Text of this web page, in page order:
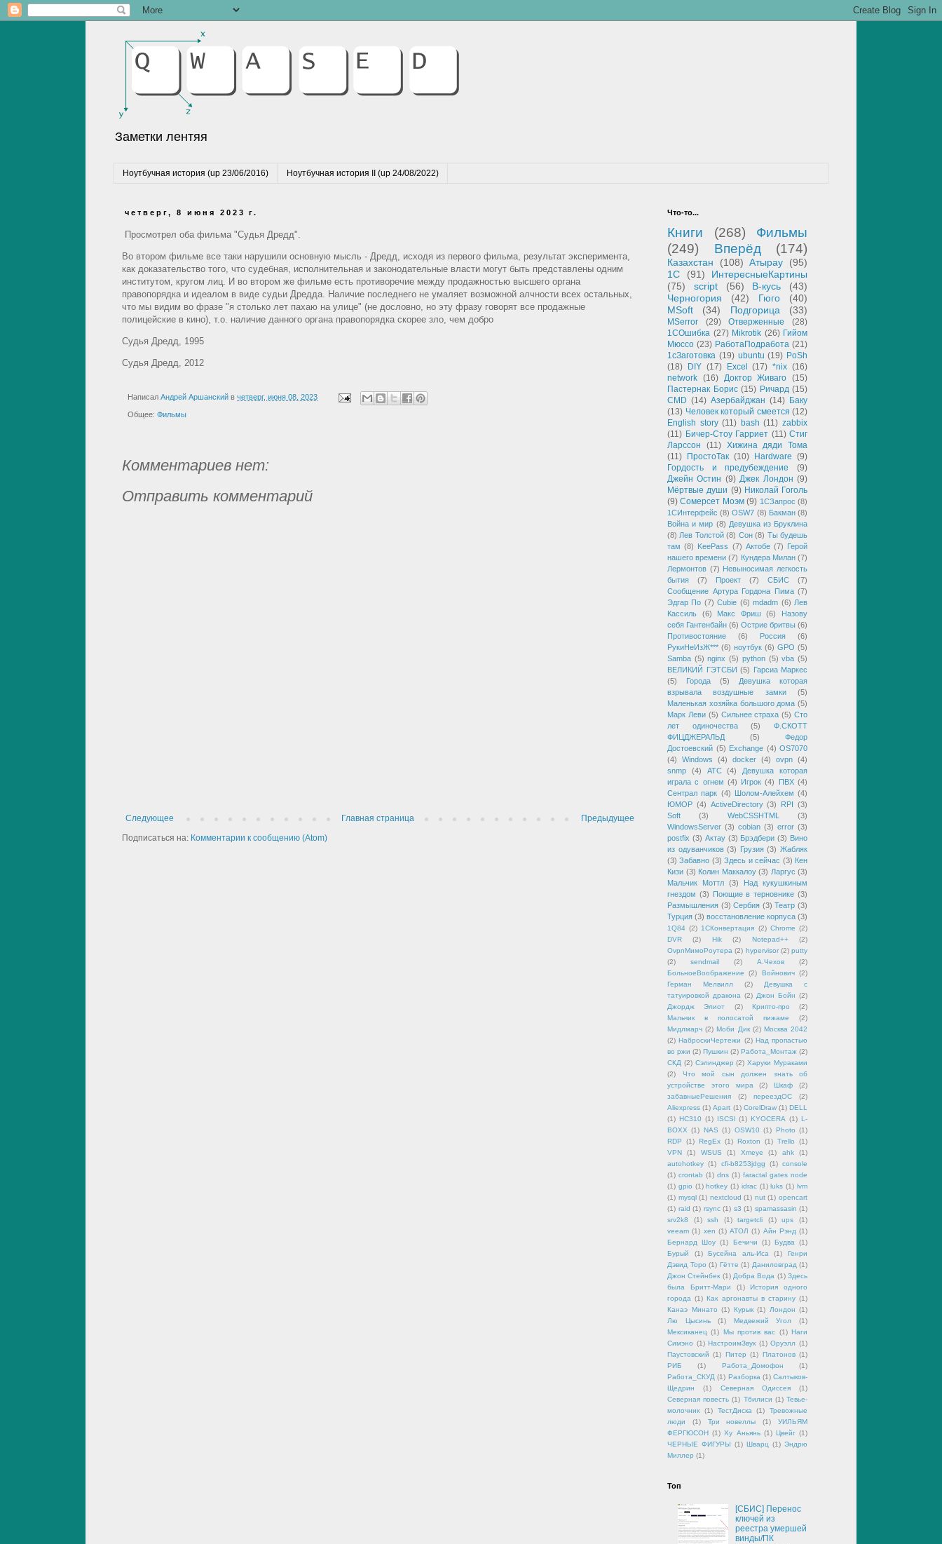
Заметки лентяя
Ноутбучная история (up 23/06/2016) Ноутбучная история II (up 24/08/2022)
четверг, 8 июня 2023 г.
Просмотрел оба фильма "Судья Дредд".
Во втором фильме все таки нарушили основную мысль - Дредд, исходя из первого фильма, результат эксперимента,
как доказательство того, что судебная, исполнительная и законодательные власти могут быть представлены одним
институтом, кругом лиц. И во втором же фильме есть противоречие между продажностью высшего органа
правопорядка и идеалом в виде судьи Дредда. Наличие последнего не умаляет возможной алчности всех остальных,
что мы видим во фразе "я столько лет пахаю на улице" (не дословно, но эту фразу говорят все продажные
полицейские в кино), т.о. наличие данного органа правопорядка скорее зло, чем добро
Судья Дредд, 1995
Судья Дредд, 2012
Написал Андрей Аршанский в четверг, июня 08, 2023
Общее: Фильмы
Комментариев нет:
Отправить комментарий
Следующее Предыдущее
Главная страница
Подписаться на: Комментарии к сообщению (Atom)
Что-то...
Книги (268)
Фильмы
(249)
Вперёд (174)
Казахстан (108) Атырау
(95)
1С
(91)
ИнтересныеКартины
(75)
script (56) В-кусь
(43)
Черногория
(42) Гюго
(40)
MSoft
(34) Подгорица (33)
MSerror (29) Отверженные
(28)
1СОшибка (27) Mikrotik (26) Гийом
Мюссо (23) РаботаПодработа (21)
1сЗаготовка (19) ubuntu (19) PoSh
(18)
DIY (17) Excel (17) *nix (16)
network (16) Доктор Живаго (15)
Пастернак Борис (15) Ричард (15)
CMD (14) Азербайджан (14) Баку
(13) Человек который смеется (12)
English story (11) bash (11) zabbix
(11) Бичер-Стоу Гарриет (11) Стиг
Ларссон
(11) Хижина дяди Тома
(11)
ПростоТак (10) Hardware (9)
Гордость и предубеждение
(9)
Джейн Остин (9) Джек Лондон (9)
Мёртвые души (9) Николай Гоголь
(9) Сомерсет Моэм (9) 1СЗапрос (8)
1СИнтерфейс (8) OSW7 (8) Бакман (8)
Война и мир (8) Девушка из Бруклина
(8) Лев Толстой (8) Сон (8) Ты будешь
там (8) KeePass (7) Актобе (7)
Герой
нашего времени (7) Кундера Милан (7)
Лермонтов (7) Невыносимая легкость
бытия
(7) Проект (7) СБИС
(7)
Сообщение Артура Гордона Пима (7)
Эдгар По (7) Cubie (6) mdadm (6) Лев
Кассиль
(6) Макс Фриш (6)
Назову
себя Гантенбайн (6) Острие бритвы (6)
Противостояние
(6) Россия
(6)
РукиНеИзЖ*** (6) ноутбук (6) GPO (5)
Samba (5) nginx (5) python (5) vba (5)
ВЕЛИКИЙ ГЭТСБИ (5)
Гарсиа Маркес
(5)
Города (5)
Девушка которая
взрывала воздушные замки
(5)
Маленькая хозяйка большого дома (5)
Марк Леви (5) Сильнее страха (5) Сто
лет одиночества
(5)
Ф.СКОТТ
ФИЦДЖЕРАЛЬД
(5)
Федор
Достоевский (5) Exchange (4) OS7070
(4)
Windows (4) docker (4) ovpn (4)
snmp
(4) АТС (4)
Девушка которая
играла с огнем (4) Игрок (4) ПВХ (4)
Сентрал парк (4) Шолом-Алейхем (4)
ЮМОР (4) ActiveDirectory (3) RPI
(3)
Soft
(3) WebCSSHTML
(3)
WindowsServer (3) cobian (3) error (3)
postfix (3) Актау (3) Брэдбери (3) Вино
из одуванчиков (3) Грузия (3) Жабляк
(3) Забавно (3) Здесь и сейчас (3) Кен
Кизи (3) Колин Маккалоу (3) Ларгус (3)
Мальчик Моттл (3)
Над кукушкиным
гнездом (3) Поющие в терновнике (3)
Размышления (3) Сербия (3) Театр (3)
Турция (3) восстановление корпуса (3)
1Q84 (2) 1СКонвертация (2) Chrome (2)
DVR
(2) Hik (2) Notepad++
(2)
OvpnМимоРоутера (2) hypervisor (2) putty
(2)
sendmail (2) А.Чехов
(2)
БольноеВоображение
(2) Войнович (2)
Герман Мелвилл
(2)
Девушка с
татуировкой дракона (2) Джон Бойн (2)
Джордж Элиот
(2) Крипто-про
(2)
Мальчик в полосатой пижаме
(2)
Мидлмарч (2) Моби Дик (2) Москва 2042
(2) НаброскиЧертежи (2) Над пропастью
во ржи (2) Пушкин (2) Работа_Монтаж (2)
СКД (2) Сэлинджер (2) Харуки Мураками
(2)
Что мой сын должен знать об
устройстве этого мира
(2) Шкаф
(2)
забавныеРешения
(2) переездОС
(2)
Aliexpress (1) Apart (1) CorelDraw (1) DELL
(1) HC310 (1) ISCSI (1) KYOCERA (1) L-
BOXX (1) NAS (1) OSW10 (1) Photo (1)
RDP
(1) RegEx (1) Roxton (1) Trello
(1)
VPN
(1) WSUS (1) Xmeye (1) ahk
(1)
autohotkey (1) cfi-b8253jdgg (1) console
(1) crontab (1) dns (1) faractal gates node
(1) gpio (1) hotkey (1) idrac (1) luks (1) lvm
(1) mysql (1) nextcloud (1) nut (1) opencart
(1) raid (1) rsync (1) s3 (1) spamassasin (1)
srv2k8
(1) ssh (1) targetcli (1) ups
(1)
veeam (1) xen (1) АТОЛ (1) Айн Рэнд (1)
Бернард Шоу (1) Бечичи (1) Будва (1)
Бурый
(1) Бусейна аль-Иса (1)
Генри
Дэвид Торо (1) Гётте (1) Даниловград (1)
Джон Стейнбек (1) Добра Вода (1) Здесь
была Бритт-Мари
(1)
История одного
города (1) Как аргонавты в старину (1)
Канаэ Минато (1) Курык (1) Лондон (1)
Лю Цысинь
(1) Медвежий Угол
(1)
Мексиканец (1) Мы против вас (1) Наги
Симэно (1) НастроимЗвук (1) Оруэлл (1)
Паустовский (1) Питер (1) Платонов (1)
РИБ
(1) Работа_Домофон
(1)
Работа_СКУД (1) Разборка (1) Салтыков-
Щедрин
(1) Северная Одиссея
(1)
Северная повесть (1) Тбилиси (1) Тевье-
молочник
(1) ТестДиска (1)
Тревожные
люди
(1) Три новеллы (1)
УИЛЬЯМ
ФЕРГЮСОН (1) Ху Аньянь (1) Цвейг (1)
ЧЕРНЫЕ ФИГУРЫ
(1) Шварц (1) Эндрю
Миллер (1)
Топ
[СБИС] Перенос
ключей из
реестра умершей
винды/ПК